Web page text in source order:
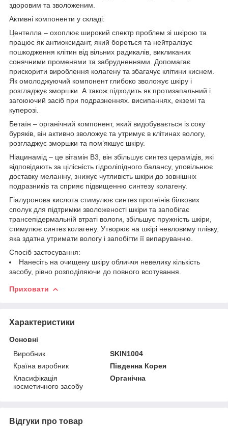
здоровим та зволоженим.
Активні компоненти у складі:
Центелла – охоплює широкий спектр проблем зі шкірою та
працює як антиоксидант, який бореться та нейтралізує
пошкодження клітин від вільних радикалів, викликаних
сонячними променями та забрудненнями. Допомагає
прискорити вироблення колагену та збагачує клітини киснем.
Як омолоджуючий компонент глибоко зволожує шкіру і
розгладжує зморшки. А також підходить як протизапальний і
загоюючий засіб при подразненнях. висипаннях, екземі та
куперозі.
Бетаїн – органічний компонент, який видобувається із соку
буряків, він активно зволожує та утримує в клітинах вологу,
розгладжує зморшки та пом’якшує шкіру.
Ніацинамід – це вітамін В3, він збільшує синтез церамідів, які
відповідають за цілісність гідроліпідного балансу, уповільнює
доставку меланіну, знижує чутливість шкіри до зовнішніх
подразників та сприяє підвищенню синтезу колагену.
Гіалуронова кислота стимулює синтез протеїнів білкових
сполук для підтримки зволоженості шкіри та запобігає
трансепідермальній втраті вологи, збільшує пружність шкіри,
стимулює синтез колагену. Утворює на шкірі невловиму плівку,
яка здатна утримати вологу і запобігти її випаруванню.
Спосіб застосування:
Нанесіть на очищену шкіру обличчя невелику кількість
засобу, рівно розподіляючи до повного всотування.
Приховати
Характеристики
Основні
Виробник
SKIN1004
Країна виробник
Південна Корея
Класифікація
косметичного засобу
Органічна
Відгуки про товар